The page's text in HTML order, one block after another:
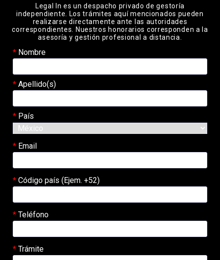
Legal In es un despacho privado de gestoría
independiente. Los trámites aquí mencionados pueden
realizarse directamente ante las autoridades
correspondientes. Nuestros honorarios corresponden a la
asesoría y gestión profesional a distancia.
Nombre
Apellido(s)
País
Email
Código país (Ejem. +52)
Teléfono
Trámite